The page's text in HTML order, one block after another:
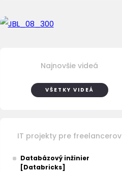
Najnovšie videá
VŠETKY VIDEÁ
IT projekty pre freelancerov
Databázový inžinier
[Databricks]